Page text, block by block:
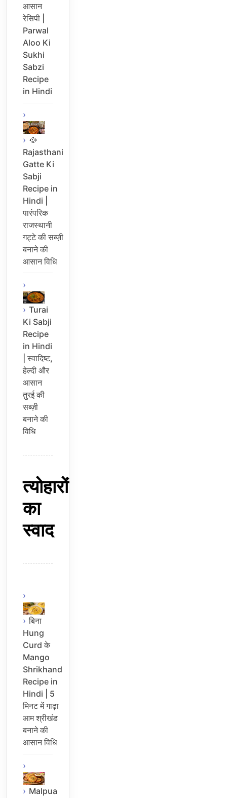
आसान
रेसिपी |
Parwal
Aloo Ki
Sukhi
Sabzi
Recipe
in Hindi
🥘
Rajasthani
Gatte Ki
Sabji
Recipe in
Hindi |
पारंपरिक
राजस्थानी
गट्टे की सब्ज़ी
बनाने की
आसान विधि
Turai
Ki Sabji
Recipe
in Hindi
| स्वादिष्ट,
हेल्दी और
आसान
तुरई की
सब्ज़ी
बनाने की
विधि
त्योहारों
का
स्वाद
बिना
Hung
Curd के
Mango
Shrikhand
Recipe in
Hindi | 5
मिनट में गाढ़ा
आम श्रीखंड
बनाने की
आसान विधि
Malpua